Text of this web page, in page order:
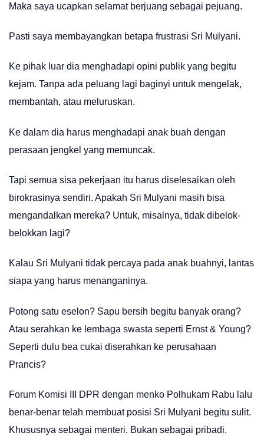
Maka saya ucapkan selamat berjuang sebagai pejuang.
Pasti saya membayangkan betapa frustrasi Sri Mulyani.
Ke pihak luar dia menghadapi opini publik yang begitu
kejam. Tanpa ada peluang lagi baginyi untuk mengelak,
membantah, atau meluruskan.
Ke dalam dia harus menghadapi anak buah dengan
perasaan jengkel yang memuncak.
Tapi semua sisa pekerjaan itu harus diselesaikan oleh
birokrasinya sendiri. Apakah Sri Mulyani masih bisa
mengandalkan mereka? Untuk, misalnya, tidak dibelok-
belokkan lagi?
Kalau Sri Mulyani tidak percaya pada anak buahnyi, lantas
siapa yang harus menanganinya.
Potong satu eselon? Sapu bersih begitu banyak orang?
Atau serahkan ke lembaga swasta seperti Ernst & Young?
Seperti dulu bea cukai diserahkan ke perusahaan
Prancis?
Forum Komisi III DPR dengan menko Polhukam Rabu lalu
benar-benar telah membuat posisi Sri Mulyani begitu sulit.
Khususnya sebagai menteri. Bukan sebagai pribadi.